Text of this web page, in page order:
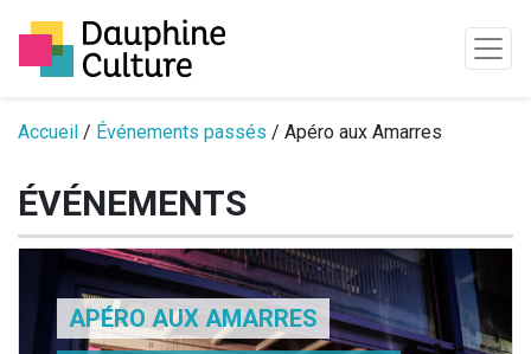
Passer au contenu
Accueil / Événements passés / Apéro aux Amarres
ÉVÉNEMENTS
APÉRO AUX AMARRES